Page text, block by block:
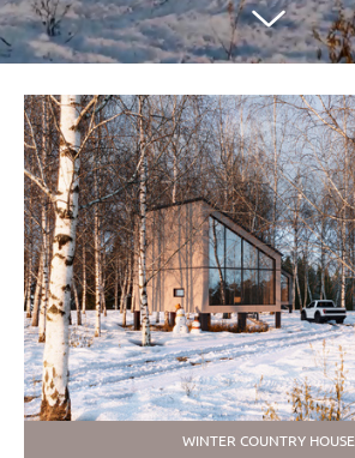
WINTER COUNTRY HOUSE